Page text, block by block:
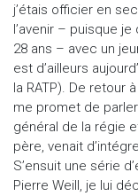
j’étais officier en
l’avenir – puisque
28 ans – avec un
est d’ailleurs
la RATP). De retour
me promet de
général de la régie
père, venait
S’ensuit une série
Pierre Weill, je lui